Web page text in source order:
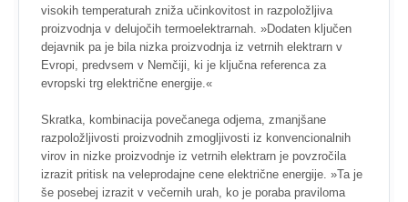
visokih temperaturah zniža učinkovitost in razpoložljiva
proizvodnja v delujočih termoelektrarnah. »Dodaten ključen
dejavnik pa je bila nizka proizvodnja iz vetrnih elektrarn v
Evropi, predvsem v Nemčiji, ki je ključna referenca za
evropski trg električne energije.«
Skratka, kombinacija povečanega odjema, zmanjšane
razpoložljivosti proizvodnih zmogljivosti iz konvencionalnih
virov in nizke proizvodnje iz vetrnih elektrarn je povzročila
izrazit pritisk na veleprodajne cene električne energije. »Ta je
še posebej izrazit v večernih urah, ko je poraba praviloma